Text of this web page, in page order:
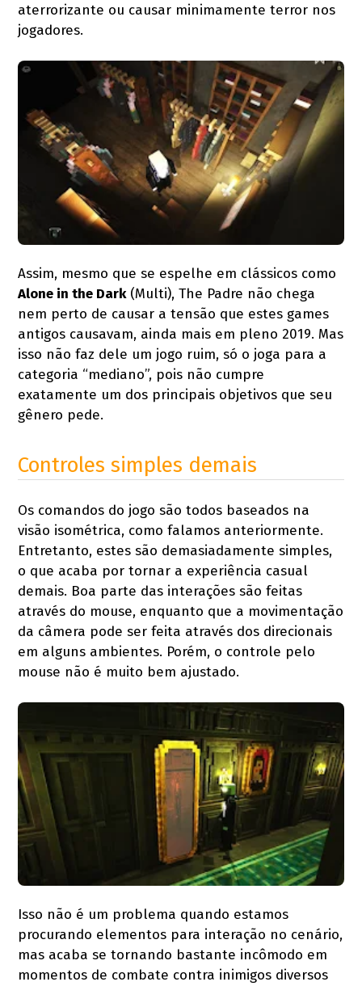
aterrorizante ou causar minimamente terror nos
jogadores.
Assim, mesmo que se espelhe em clássicos como
Alone in the Dark(Multi), The Padre não chega
nem perto de causar a tensão que estes games
antigos causavam, ainda mais em pleno 2019. Mas
isso não faz dele um jogo ruim, só o joga para a
categoria “mediano”, pois não cumpre
exatamente um dos principais objetivos que seu
gênero pede.
Controles simples demais
Os comandos do jogo são todos baseados na
visão isométrica, como falamos anteriormente.
Entretanto, estes são demasiadamente simples,
o que acaba por tornar a experiência casual
demais. Boa parte das interações são feitas
através do mouse, enquanto que a movimentação
da câmera pode ser feita através dos direcionais
em alguns ambientes. Porém, o controle pelo
mouse não é muito bem ajustado.
Isso não é um problema quando estamos
procurando elementos para interação no cenário,
mas acaba se tornando bastante incômodo em
momentos de combate contra inimigos diversos